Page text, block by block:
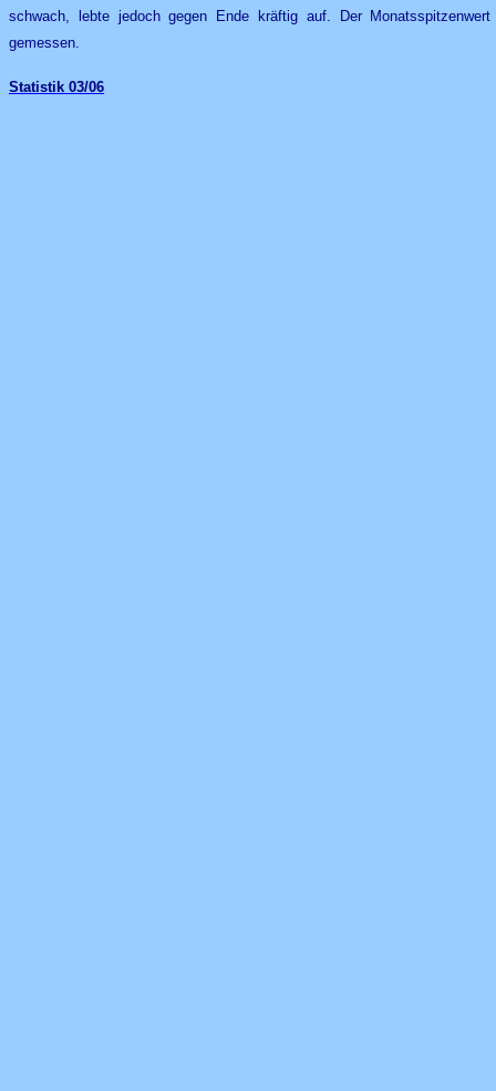
schwach, lebte jedoch gegen Ende kräftig auf.
Der
gemessen.
Statistik 03/06